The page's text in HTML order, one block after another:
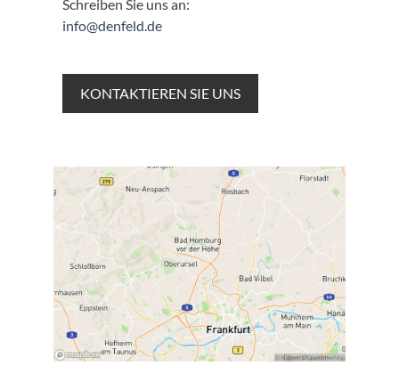
Schreiben Sie uns an:
info@denfeld.de
KONTAKTIEREN SIE UNS